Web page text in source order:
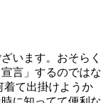
います。おそらく
言」するのではな
着て出掛けようか